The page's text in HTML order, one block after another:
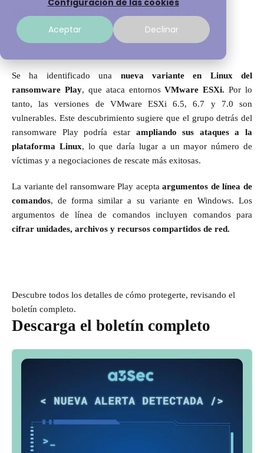
Configuración de las cookies
Aceptar Declinar
del ransomware Play
A3Sec
Se ha identificado una nueva variante en Linux del
ransomware Play, que ataca entornosVMware ESXi. Por lo
tanto, las versiones de VMware ESXi 6.5, 6.7 y 7.0 son
vulnerables. Este descubrimiento sugiere que el grupo detrás del
ransomware Play podría estar ampliando sus ataques a la
plataforma Linux, lo que daría lugar a un mayor número de
víctimas y a negociaciones de rescate más exitosas.
La variante del ransomware Play aceptaargumentos de línea de
comandos, de forma similar a su variante en Windows. Los
argumentos de línea de comandos incluyen comandos para
cifrar unidades, archivos y recursos compartidos de red.
Descubre todos los detalles de cómo protegerte, revisando el
boletín completo.
Descarga el boletín completo